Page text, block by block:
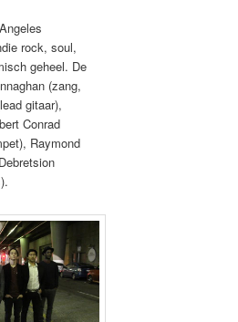
rock, soul,
geheel. De
(zang,
gitaar),
Conrad
Raymond